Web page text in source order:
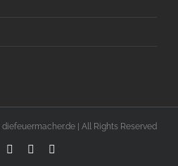
| All Rights Reserved
Vimeo Pinterest